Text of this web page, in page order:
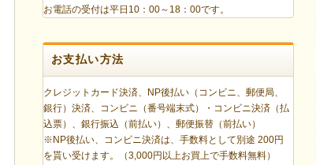
お電話の受付は平日10：00～18：00です。
お支払い方法
クレジットカード決済、NP後払い（コンビニ、郵便局、
銀行）決済、コンビニ（番号端末式）・コンビニ決済（払
込票）、銀行振込（前払い）、郵便振替（前払い）
※NP後払い、コンビニ決済は、手数料として別途 200円
を貰い受けます。（3,000円以上お買上で手数料無料）